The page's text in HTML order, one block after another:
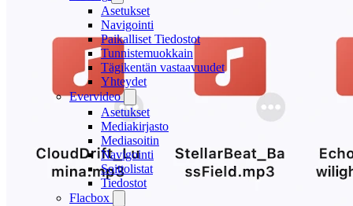
Asetukset
Navigointi
Paikalliset Tiedostot
Tunnistemuokkain
Tägikentän vastaavuudet
Yhteydet
Evervideo
Asetukset
Mediakirjasto
Mediasoitin
Navigointi
Soittolistat
Tiedostot
Flacbox